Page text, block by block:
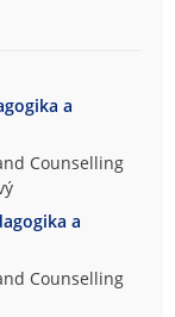
a
Counselling
a
Counselling